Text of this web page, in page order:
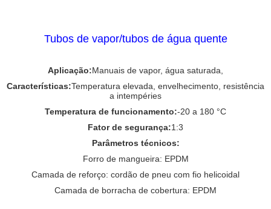
Tubos de vapor/tubos de água quente
Aplicação:Manuais de vapor, água saturada,
Características:Temperatura elevada, envelhecimento, resistência
a intempéries
Temperatura de funcionamento:-20 a 180 °C
Fator de segurança:1:3
Parâmetros técnicos:
Forro de mangueira: EPDM
Camada de reforço: cordão de pneu com fio helicoidal
Camada de borracha de cobertura: EPDM